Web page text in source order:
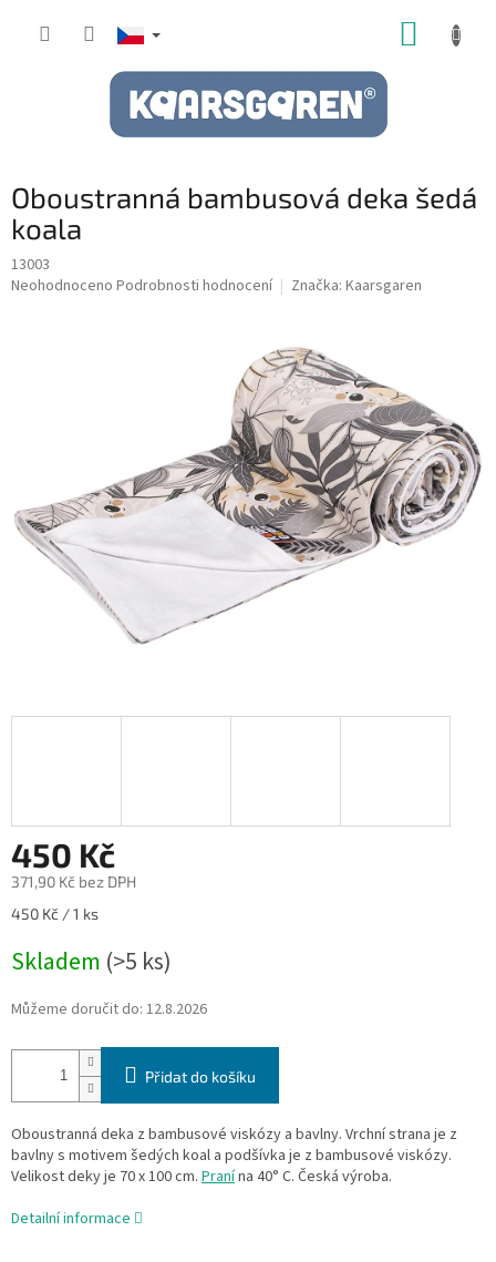
Oboustranná bambusová deka šedá
koala
13003
Průměrné
Neohodnoceno Podrobnosti hodnocení Značka: Kaarsgaren
450 Kč
371,90 Kč bez DPH
Měrná
450 Kč / 1 ks
Skladem (>5 ks)
Můžeme doručit do: 12.8.2026
Přidat do košíku
Oboustranná deka z bambusové viskózy a bavlny. Vrchní strana je z
bavlny s motivem šedých koal a podšívka je z bambusové viskózy.
Velikost deky je 70 x 100 cm. Pranína 40° C. Česká výroba.
Detailní informace